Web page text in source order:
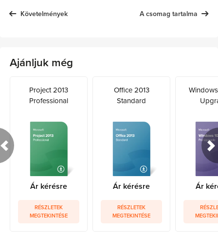
Követelmények A csomag tartalma
Ajánljuk még
Project 2013
Professional
Ár kérésre
RÉSZLETEK
MEGTEKINTÉSE
Office 2013
Standard
Ár kérésre
RÉSZLETEK
MEGTEKINTÉSE
Ár